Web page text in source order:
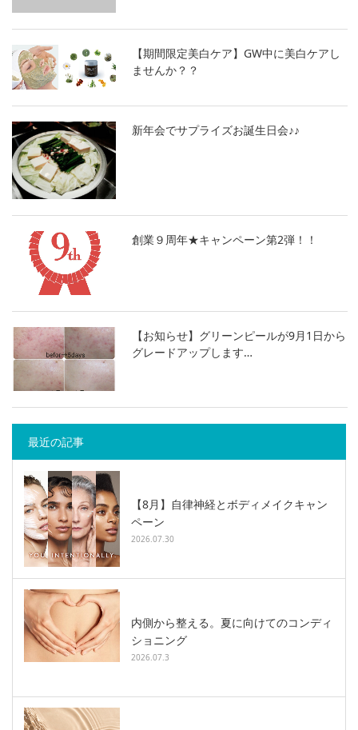
【期間限定美白ケア】GW中に美白ケアし
ませんか？？
新年会でサプライズお誕生日会♪♪
創業９周年★キャンペーン第2弾！！
【お知らせ】グリーンピールが9月1日から
グレードアップします…
最近の記事
【8月】自律神経とボディメイクキャン
ペーン
2026.07.30
内側から整える。夏に向けてのコンディ
ショニング
2026.07.3